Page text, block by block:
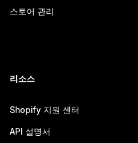
스토어 관리
리소스
Shopify 지원 센터
API 설명서